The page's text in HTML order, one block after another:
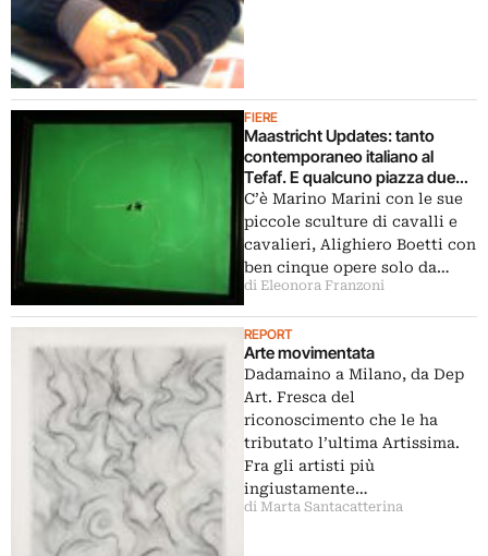
FIERE
Maastricht Updates: tanto
contemporaneo italiano al
Tefaf. E qualcuno piazza due
Fontana a un museo
americano, per cinque milioni di
euro
C’è Marino Marini con le sue
piccole sculture di cavalli e
cavalieri, Alighiero Boetti con
ben cinque opere solo da…
di Eleonora Franzoni
REPORT
Arte movimentata
Dadamaino a Milano, da Dep
Art. Fresca del
riconoscimento che le ha
tributato l’ultima Artissima.
Fra gli artisti più
ingiustamente…
di Marta Santacatterina